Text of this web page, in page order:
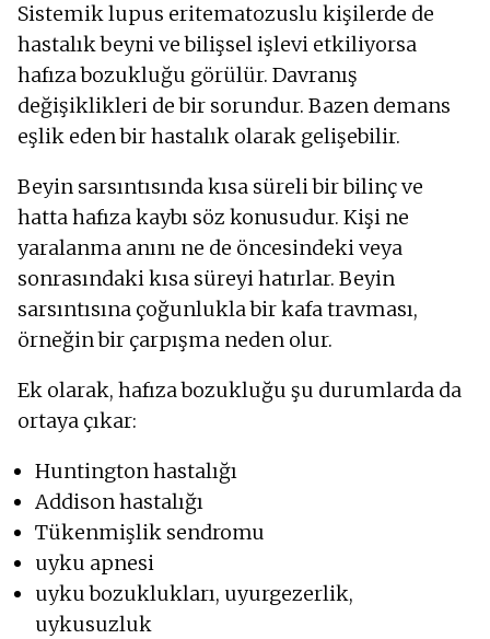
Sistemik lupus eritematozuslu kişilerde de
hastalık beyni ve bilişsel işlevi etkiliyorsa
hafıza bozukluğu görülür. Davranış
değişiklikleri de bir sorundur. Bazen demans
eşlik eden bir hastalık olarak gelişebilir.
Beyin sarsıntısında kısa süreli bir bilinç ve
hatta hafıza kaybı söz konusudur. Kişi ne
yaralanma anını ne de öncesindeki veya
sonrasındaki kısa süreyi hatırlar. Beyin
sarsıntısına çoğunlukla bir kafa travması,
örneğin bir çarpışma neden olur.
Ek olarak, hafıza bozukluğu şu durumlarda da
ortaya çıkar:
Huntington hastalığı
Addison hastalığı
Tükenmişlik sendromu
uyku apnesi
uyku bozuklukları, uyurgezerlik,
uykusuzluk